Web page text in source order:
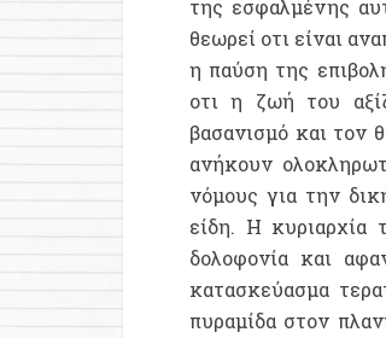
της εσφαλμένης
θεωρεί οτι είναι
η παύση της
οτι η ζωή του
βασανισμό και τον
ανήκουν
νόμους για την
είδη. Η
δολοφονία και
κατασκεύασμα
πυραμίδα στον